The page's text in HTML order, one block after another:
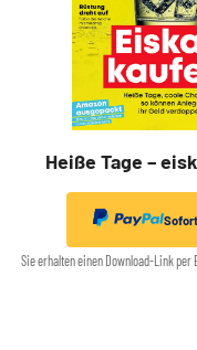
Heiße Tage –
Sie erhalten einen Download-Link per